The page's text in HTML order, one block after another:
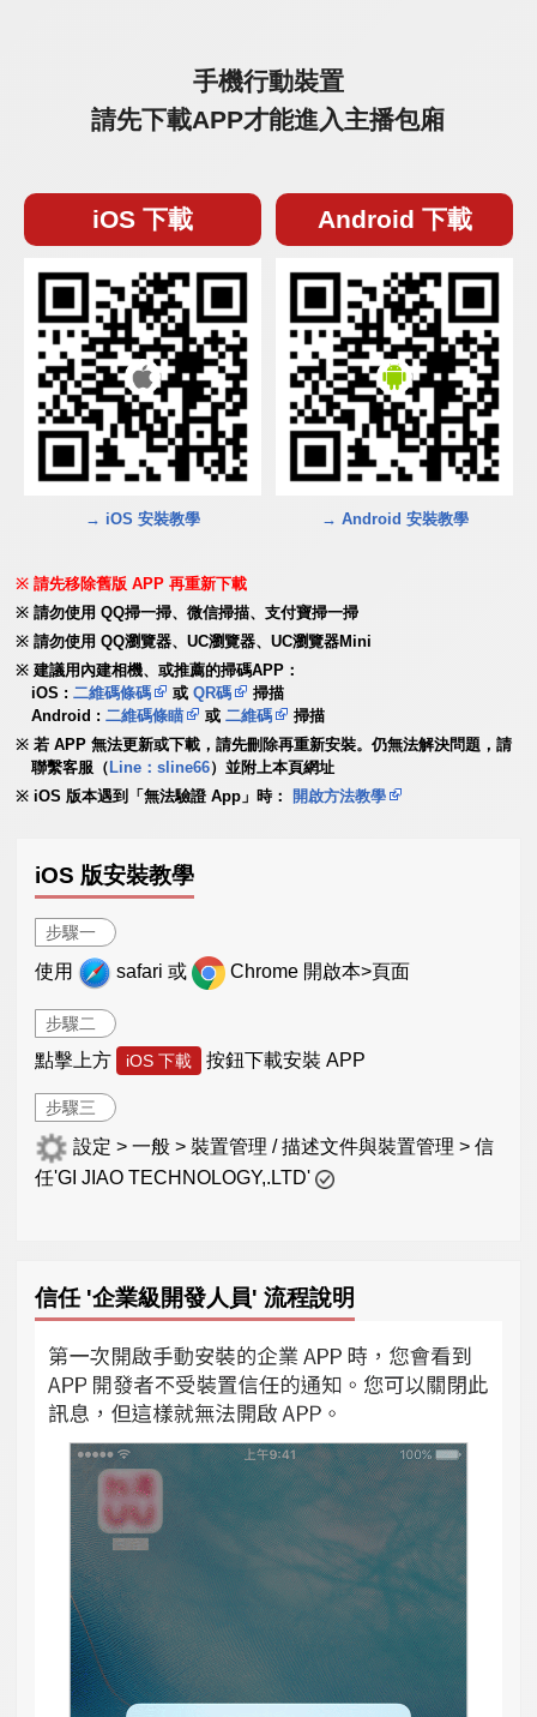
手機行動裝置
請先下載APP才能進入主播包廂
iOS 下載
→ iOS 安裝教學
Android 下載
→ Android 安裝教學
請先移除舊版 APP 再重新下載
請勿使用 QQ掃一掃、微信掃描、支付寶掃一掃
請勿使用 QQ瀏覽器、UC瀏覽器、UC瀏覽器Mini
建議用內建相機、或推薦的掃碼APP：
iOS :二維碼條碼 或QR碼
掃描
Android :二維碼條瞄 或二維碼
掃描
若 APP 無法更新或下載，請先刪除再重新安裝。仍無法解決問題，請
聯繫客服（ Line：sline66）並附上本頁網址
iOS 版本遇到「無法驗證 App」時：
開啟方法教學
iOS 版安裝教學
步驟一
使用 safari 或 Chrome 開啟本>頁面
步驟二
點擊上方 iOS 下載 按鈕下載安裝 APP
步驟三
設定 > 一般 > 裝置管理 / 描述文件與裝置管理 > 信
任'GI JIAO TECHNOLOGY,.LTD'
信任 '企業級開發人員' 流程說明